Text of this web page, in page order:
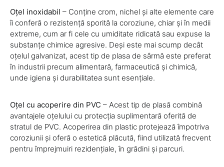
Oțel inoxidabil – Conține crom, nichel și alte elemente care
îi conferă o rezistență sporită la coroziune, chiar și în medii
extreme, cum ar fi cele cu umiditate ridicată sau expuse la
substanțe chimice agresive. Deși este mai scump decât
oțelul galvanizat, acest tip de plasa de sârmă este preferat
în industrii precum alimentară, farmaceutică și chimică,
unde igiena și durabilitatea sunt esențiale.
Oțel cu acoperire din PVC – Acest tip de plasă combină
avantajele oțelului cu protecția suplimentară oferită de
stratul de PVC. Acoperirea din plastic protejează împotriva
coroziunii și oferă o estetică plăcută, fiind utilizată frecvent
pentru împrejmuiri rezidențiale, în grădini și parcuri.